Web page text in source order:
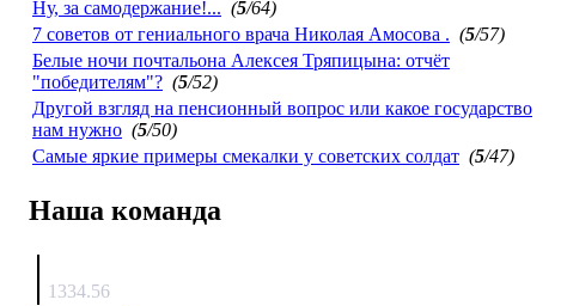
Ну, за самодержание!... (5/64)
7 советов от гениального врача Николая Амосова . (5/57)
Белые ночи почтальона Алексея Тряпицына: отчёт
"победителям"? (5/52)
Другой взгляд на пенсионный вопрос или какое государство
нам нужно (5/50)
Самые яркие примеры смекалки у советских солдат (5/47)
Наша команда
1334.56